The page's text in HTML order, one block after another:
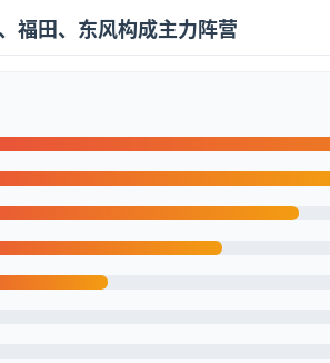
福田、东风构成主力阵营